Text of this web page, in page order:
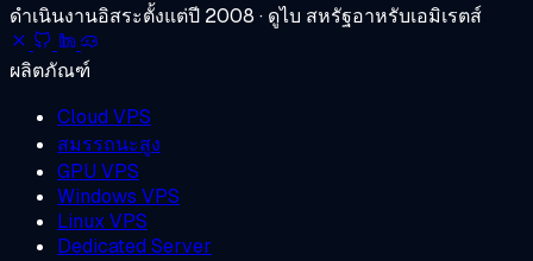
ดำเนินงานอิสระตั้งแต่ปี 2008 · ดูไบ สหรัฐอาหรับเอมิเรตส์
ผลิตภัณฑ์
Cloud VPS
สมรรถนะสูง
GPU VPS
Windows VPS
Linux VPS
Dedicated Server